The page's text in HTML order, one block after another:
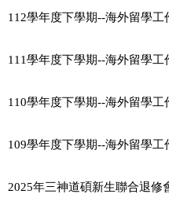
課
112學年度下學期--海外留學工
111學年度下學期--海外留學工
110學年度下學期--海外留學工
109學年度下學期--海外留學工
2025年三神道碩新生聯合退修